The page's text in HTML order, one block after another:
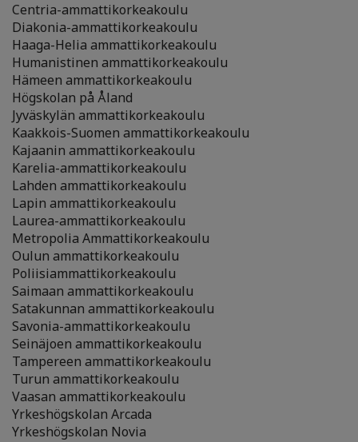
Centria-ammattikorkeakoulu
Diakonia-ammattikorkeakoulu
Haaga-Helia ammattikorkeakoulu
Humanistinen ammattikorkeakoulu
Hämeen ammattikorkeakoulu
Högskolan på Åland
Jyväskylän ammattikorkeakoulu
Kaakkois-Suomen ammattikorkeakoulu
Kajaanin ammattikorkeakoulu
Karelia-ammattikorkeakoulu
Lahden ammattikorkeakoulu
Lapin ammattikorkeakoulu
Laurea-ammattikorkeakoulu
Metropolia Ammattikorkeakoulu
Oulun ammattikorkeakoulu
Poliisiammattikorkeakoulu
Saimaan ammattikorkeakoulu
Satakunnan ammattikorkeakoulu
Savonia-ammattikorkeakoulu
Seinäjoen ammattikorkeakoulu
Tampereen ammattikorkeakoulu
Turun ammattikorkeakoulu
Vaasan ammattikorkeakoulu
Yrkeshögskolan Arcada
Yrkeshögskolan Novia